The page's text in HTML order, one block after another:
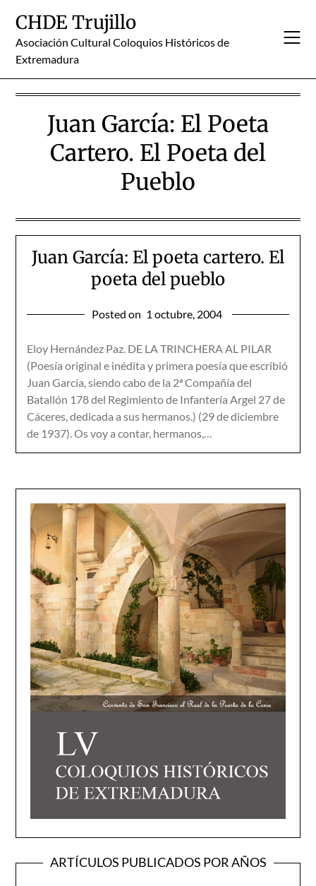
content
CHDE Trujillo
Asociación Cultural Coloquios Históricos de
Extremadura
Juan García: El Poeta
Cartero. El Poeta del
Pueblo
Juan García: El poeta cartero. El
poeta del pueblo
Posted on 1 octubre, 2004
Eloy Hernández Paz. DE LA TRINCHERA AL PILAR
(Poesía original e inédita y primera poesía que escribió
Juan García, siendo cabo de la 2ª Compañía del
Batallón 178 del Regimiento de Infantería Argel 27 de
Cáceres, dedicada a sus hermanos.) (29 de diciembre
de 1937). Os voy a contar, hermanos,…
ARTÍCULOS PUBLICADOS POR AÑOS